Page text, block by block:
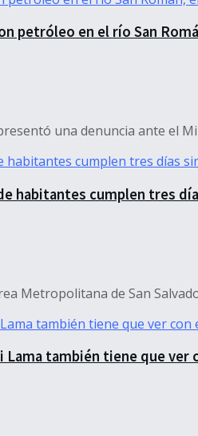
petróleo en el río San
una denuncia ante el
habitantes cumplen tres
Metropolitana de San
Lama también tiene que